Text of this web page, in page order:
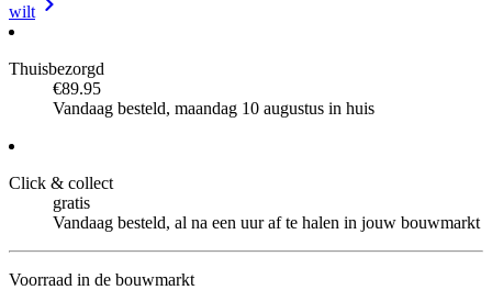
wilt
Thuisbezorgd
€89.95
Vandaag besteld, maandag 10 augustus in huis
Click & collect
gratis
Vandaag besteld, al na een uur af te halen in jouw bouwmarkt
Voorraad in de bouwmarkt